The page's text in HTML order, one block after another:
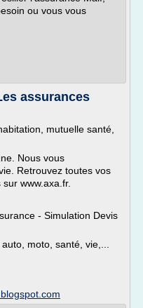
ou vous vous
assurances
mutuelle santé,
Nous vous
Retrouvez toutes vos
www.axa.fr.
- Simulation Devis
moto, santé, vie,...